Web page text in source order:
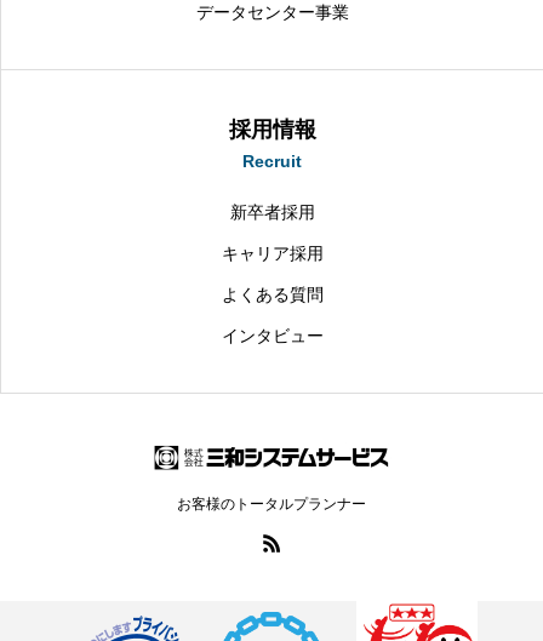
データセンター事業
採用情報
Recruit
新卒者採用
キャリア採用
よくある質問
インタビュー
お客様のトータルプランナー